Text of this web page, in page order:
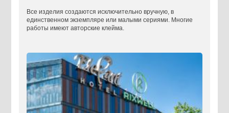
Все изделия создаются исключительно вручную, в
единственном экземпляре или малыми сериями. Многие
работы имеют авторские клейма.